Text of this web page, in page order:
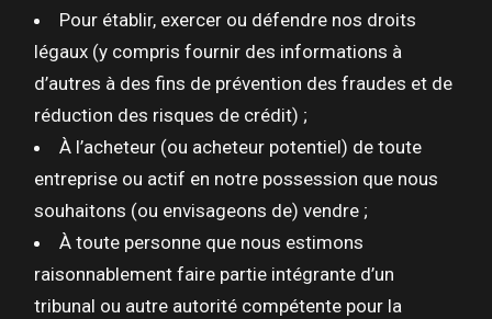
Pour établir, exercer ou défendre nos droits
légaux (y compris fournir des informations à
d’autres à des fins de prévention des fraudes et de
réduction des risques de crédit) ;
À l’acheteur (ou acheteur potentiel) de toute
entreprise ou actif en notre possession que nous
souhaitons (ou envisageons de) vendre ;
À toute personne que nous estimons
raisonnablement faire partie intégrante d’un
tribunal ou autre autorité compétente pour la